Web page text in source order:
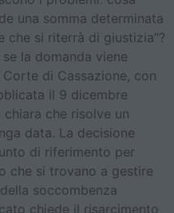
una somma determinata
che si riterrà di giustizia”?
la domanda viene
di Cassazione, con
il 9 dicembre
che risolve un
data. La decisione
di riferimento per
che si trovano a gestire
soccombenza
chiede il risarcimento